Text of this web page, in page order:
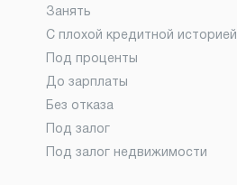
Занять
С плохой кредитной историей
Под проценты
До зарплаты
Без отказа
Под залог
Под залог недвижимости